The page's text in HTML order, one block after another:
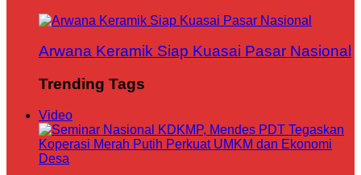
Arwana Keramik Siap Kuasai Pasar Nasional
Trending Tags
Video